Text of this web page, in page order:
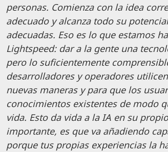
personas. Comienza con la idea
adecuado y alcanza todo su
adecuadas. Eso es lo que estamos
Lightspeed: dar a la gente una
pero lo suficientemente
desarrolladores y operadores
nuevas maneras y para que los
conocimientos existentes de modo
vida. Esto da vida a la IA en su
importante, es que va añadiendo
porque tus propias experiencias la